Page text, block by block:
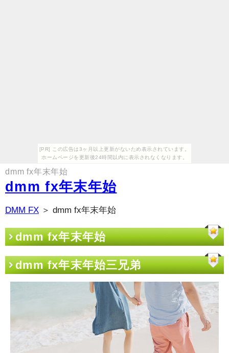
[PR] この広告は3ヶ月以上更新がないため表示されています。
ホームページを更新後24時間以内に表示されなくなります。
dmm fx年末年始
dmm fx年末年始
DMM FX ＞ dmm fx年末年始
dmm fx年末年始
dmm fx年末年始三兄弟